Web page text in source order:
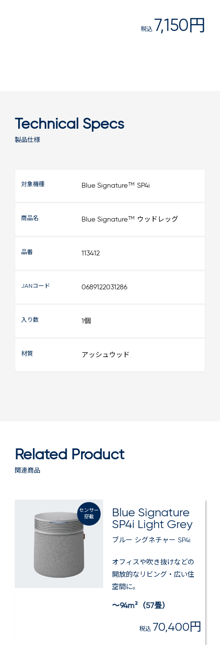
税込 7,150円
Technical Specs
製品仕様
対象機種 Blue SignatureTM SP4i
商品名 Blue SignatureTM ウッドレッグ
品番 113412
JANコード 0689122031286
入り数 1個
材質 アッシュウッド
Related Product
関連商品
センサー
搭載
Blue Signature
SP4i Light Grey
ブルー シグネチャー SP4i
オフィスや吹き抜けなどの
開放的なリビング・広い住
空間に​。
～94m²（57畳）
税込 70,400円